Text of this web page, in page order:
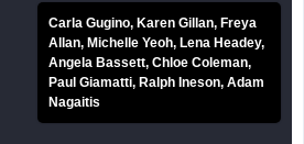
Carla Gugino, Karen Gillan, Freya
Allan, Michelle Yeoh, Lena Headey,
Angela Bassett, Chloe Coleman,
Paul Giamatti, Ralph Ineson, Adam
Nagaitis